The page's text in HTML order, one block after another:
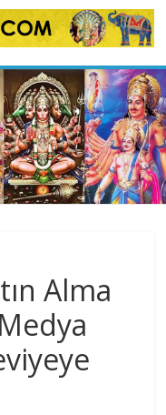
Alma